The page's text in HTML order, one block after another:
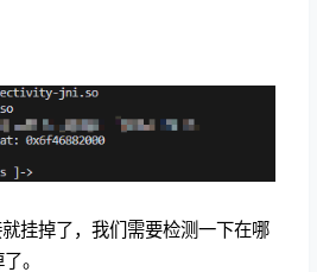
挂掉了，我们需要检测一下在哪
。